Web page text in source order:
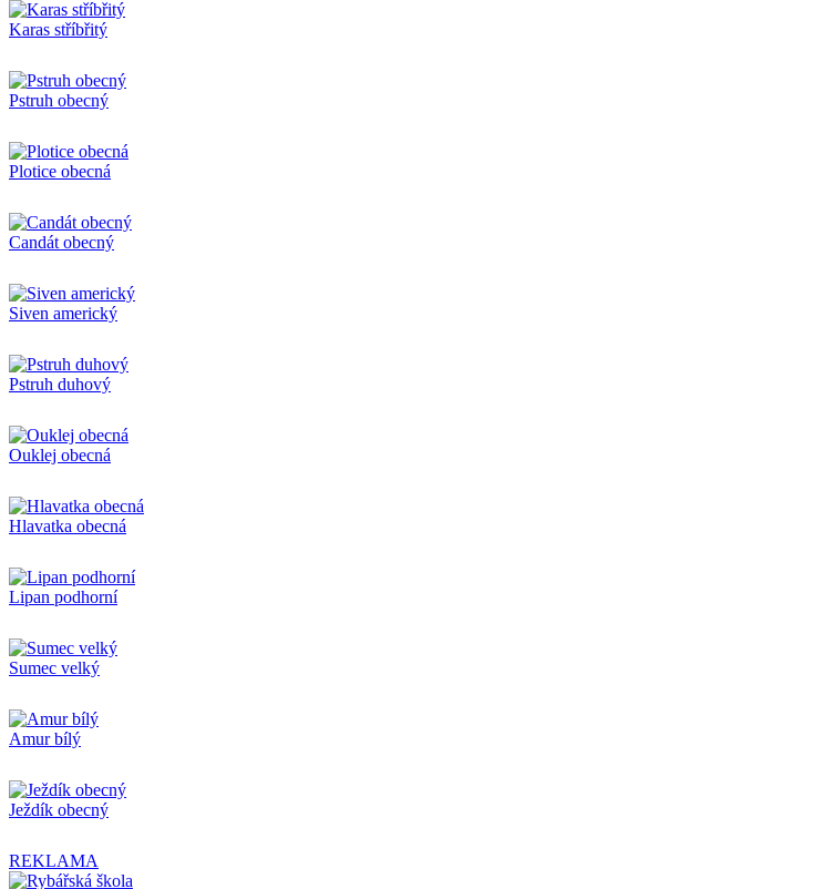
Karas stříbřitý
Pstruh obecný
Plotice obecná
Candát obecný
Siven americký
Pstruh duhový
Ouklej obecná
Hlavatka obecná
Lipan podhorní
Sumec velký
Amur bílý
Ježdík obecný
REKLAMA